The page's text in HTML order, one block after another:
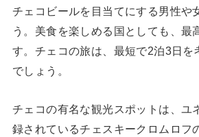
チェコビールを目当てにする男性や
う。美食を楽しめる国としても、最
す。チェコの旅は、最短で2泊3日を
でしょう。
チェコの有名な観光スポットは、ユ
録されているチェスキークロムロフ